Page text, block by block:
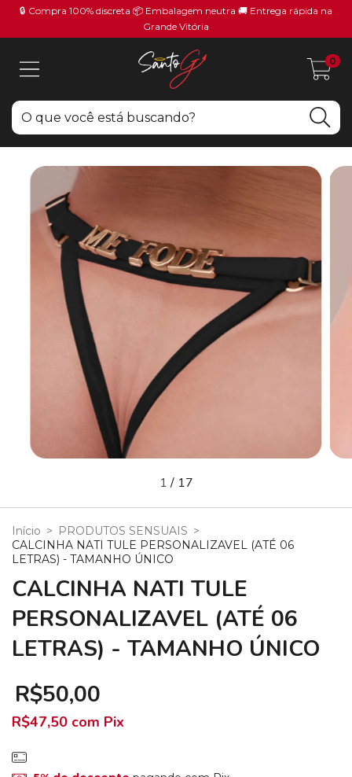
🔒 Compra 100% discreta 📦 Embalagem neutra 🚚 Entrega rápida na
Grande Vitória
0
1/ 17
Início > PRODUTOS SENSUAIS >
CALCINHA NATI TULE PERSONALIZAVEL (ATÉ 06
LETRAS) - TAMANHO ÚNICO
CALCINHA NATI TULE
PERSONALIZAVEL (ATÉ 06
LETRAS) - TAMANHO ÚNICO
R$50,00
R$47,50 com Pix